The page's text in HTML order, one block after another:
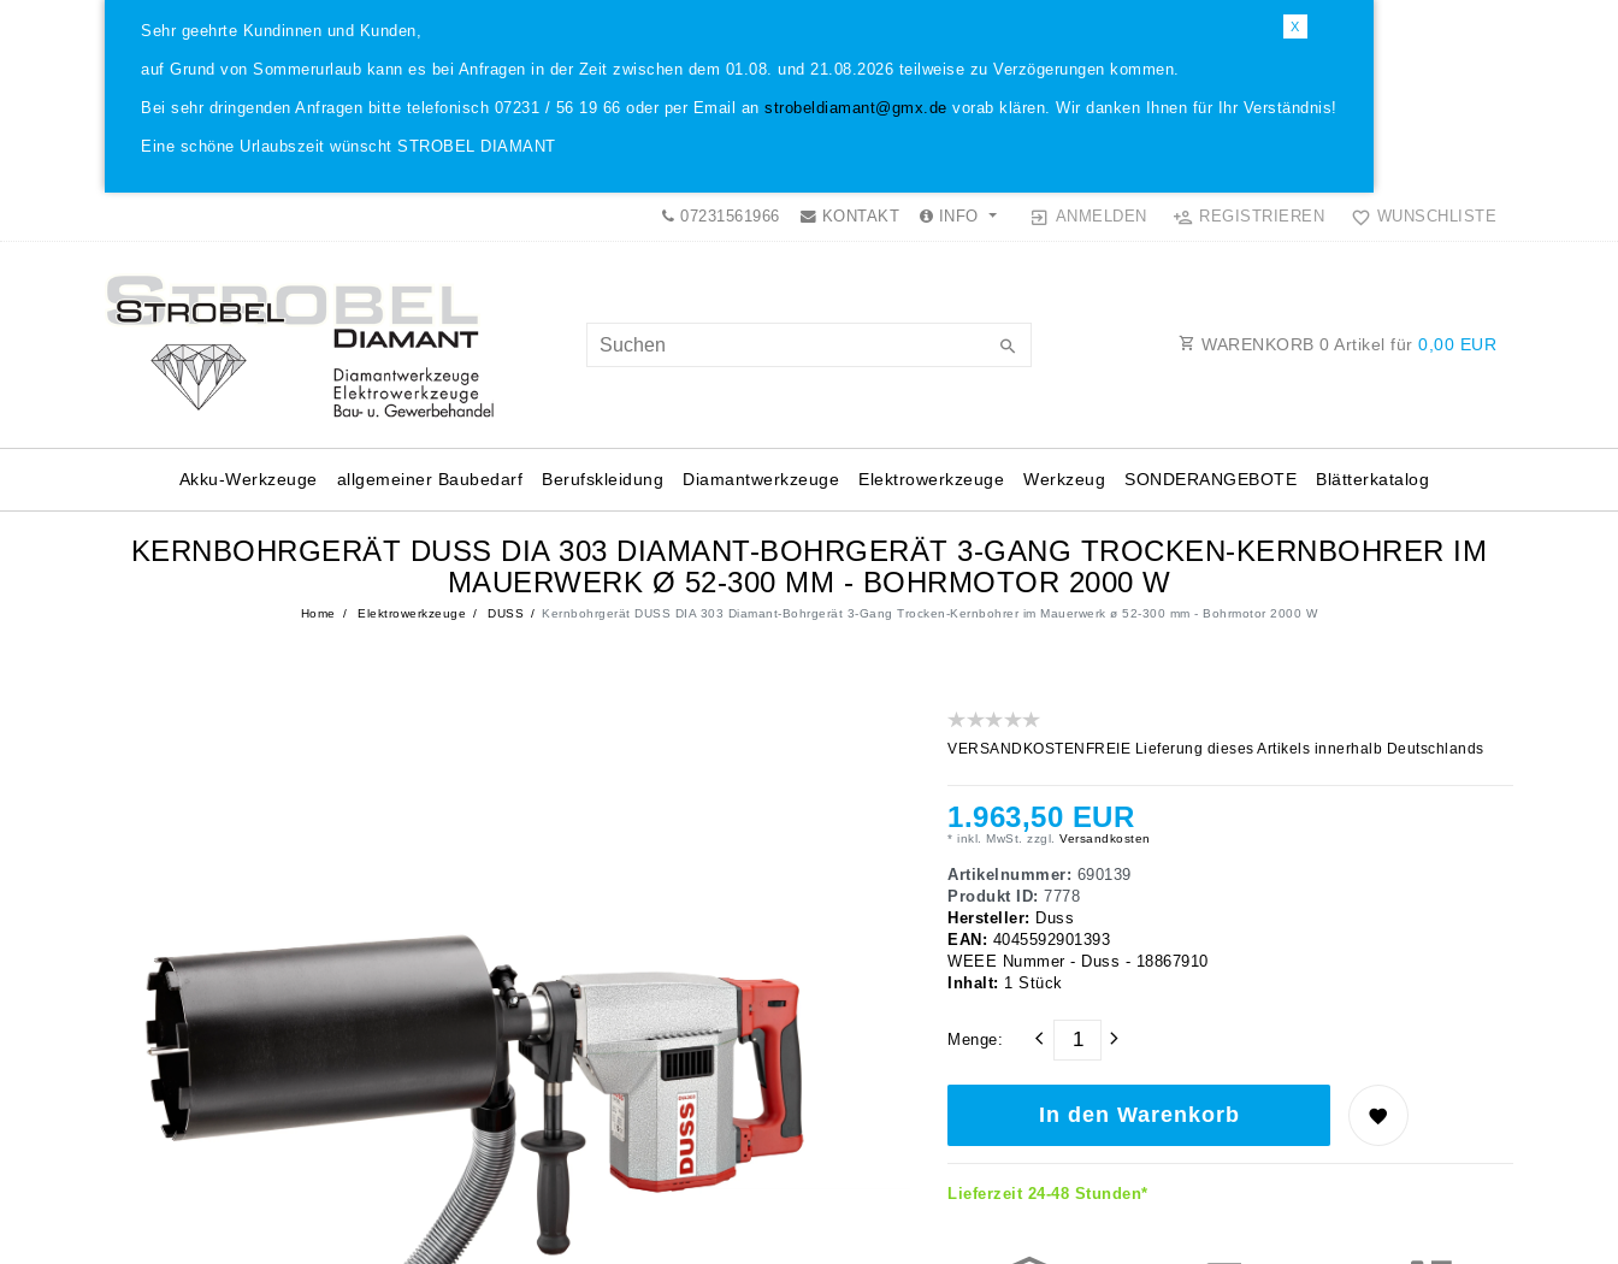
X
Sehr geehrte Kundinnen und Kunden,
auf Grund von Sommerurlaub kann es bei Anfragen in der Zeit zwischen dem 01.08. und 21.08.2026 teilweise zu Verzögerungen kommen.
Bei sehr dringenden Anfragen bitte telefonisch 07231 / 56 19 66 oder per Email an strobeldiamant@gmx.de vorab klären. Wir danken Ihnen für Ihr Verständnis!
Eine schöne Urlaubszeit wünscht STROBEL DIAMANT
07231561966 KONTAKT INFO ANMELDEN REGISTRIEREN WUNSCHLISTE
WARENKORB 0 Artikel für 0,00 EUR
Akku-Werkzeuge allgemeiner Baubedarf Berufskleidung Diamantwerkzeuge Elektrowerkzeuge Werkzeug Blätterkatalog
SONDERANGEBOTE
KERNBOHRGERÄT DUSS DIA 303 DIAMANT-BOHRGERÄT 3-GANG TROCKEN-KERNBOHRER IM
MAUERWERK Ø 52-300 MM - BOHRMOTOR 2000 W
Home Elektrowerkzeuge DUSS Kernbohrgerät DUSS DIA 303 Diamant-Bohrgerät 3-Gang Trocken-Kernbohrer im Mauerwerk ø 52-300 mm - Bohrmotor 2000 W
VERSANDKOSTENFREIE Lieferung dieses Artikels innerhalb Deutschlands
1.963,50 EUR
* inkl. MwSt. zzgl. Versandkosten
Artikelnummer: 690139
Produkt ID: 7778
Hersteller: Duss
EAN: 4045592901393
WEEE Nummer - Duss - 18867910
Inhalt: 1 Stück
Menge:
In den Warenkorb
Lieferzeit 24-48 Stunden*